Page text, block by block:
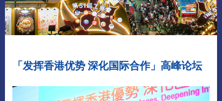
「发挥香港优势 深化国际合作」高峰论坛